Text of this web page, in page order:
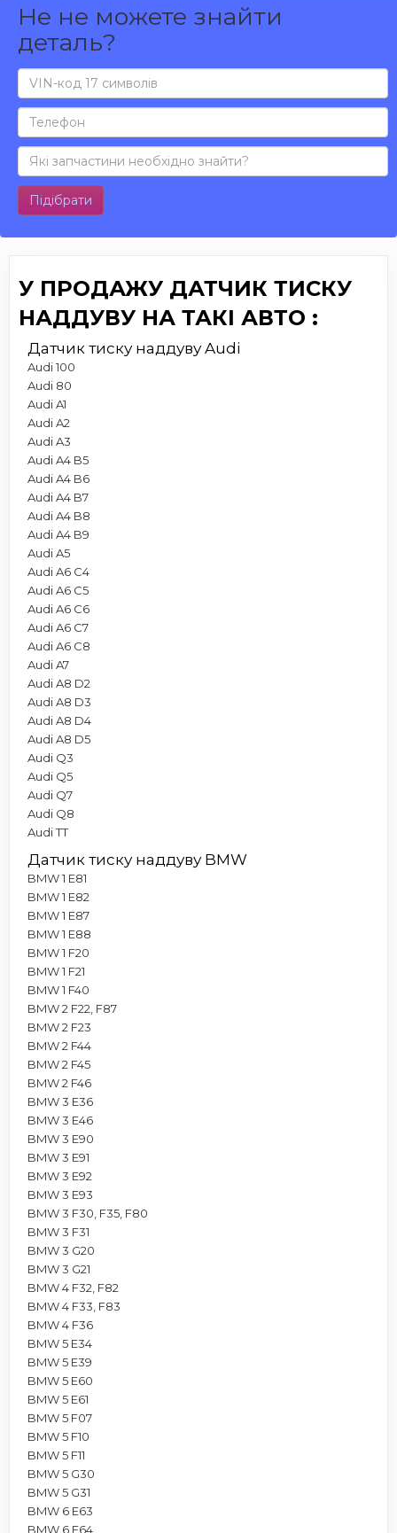
Не не можете знайти
деталь?
Підібрати
У ПРОДАЖУ ДАТЧИК ТИСКУ
НАДДУВУ НА ТАКІ АВТО :
Датчик тиску наддуву Audi
Audi 100
Audi 80
Audi A1
Audi A2
Audi A3
Audi A4 B5
Audi A4 B6
Audi A4 B7
Audi A4 B8
Audi A4 B9
Audi A5
Audi A6 C4
Audi A6 C5
Audi A6 C6
Audi A6 C7
Audi A6 C8
Audi A7
Audi A8 D2
Audi A8 D3
Audi A8 D4
Audi A8 D5
Audi Q3
Audi Q5
Audi Q7
Audi Q8
Audi TT
Датчик тиску наддуву BMW
BMW 1 E81
BMW 1 E82
BMW 1 E87
BMW 1 E88
BMW 1 F20
BMW 1 F21
BMW 1 F40
BMW 2 F22, F87
BMW 2 F23
BMW 2 F44
BMW 2 F45
BMW 2 F46
BMW 3 E36
BMW 3 E46
BMW 3 E90
BMW 3 E91
BMW 3 E92
BMW 3 E93
BMW 3 F30, F35, F80
BMW 3 F31
BMW 3 G20
BMW 3 G21
BMW 4 F32, F82
BMW 4 F33, F83
BMW 4 F36
BMW 5 E34
BMW 5 E39
BMW 5 E60
BMW 5 E61
BMW 5 F07
BMW 5 F10
BMW 5 F11
BMW 5 G30
BMW 5 G31
BMW 6 E63
BMW 6 E64